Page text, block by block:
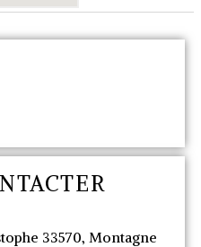
33570, Montagne